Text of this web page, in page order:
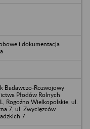
i dokumentacja
Badawczo-Rozwojowy
Płodów Rolnych
Rogoźno Wielkopolskie, ul.
7, ul. Zwycięzców
7